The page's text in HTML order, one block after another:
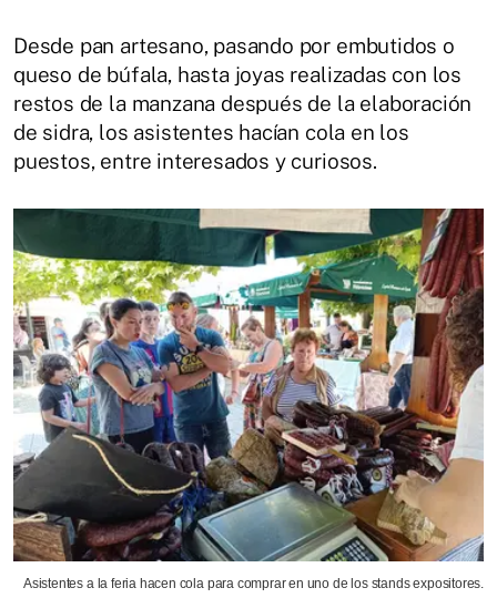
Desde pan artesano, pasando por embutidos o
queso de búfala, hasta joyas realizadas con los
restos de la manzana después de la elaboración
de sidra, los asistentes hacían cola en los
puestos, entre interesados y curiosos.
Asistentes a la feria hacen cola para comprar en uno de los stands expositores.